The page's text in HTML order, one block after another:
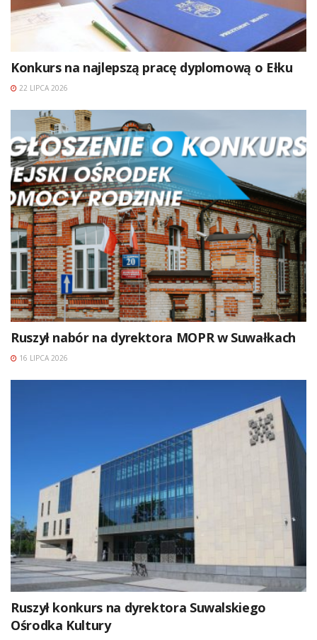
Konkurs na najlepszą pracę dyplomową o Ełku
22 LIPCA 2026
Ruszył nabór na dyrektora MOPR w Suwałkach
16 LIPCA 2026
Ruszył konkurs na dyrektora Suwalskiego
Ośrodka Kultury